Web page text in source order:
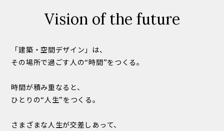
Vision of the future
「建築・空間デザイン」は、
その場所で過ごす人の“時間”をつくる。
時間が積み重なると、
ひとりの“人生”をつくる。
さまざまな人生が交差しあって、